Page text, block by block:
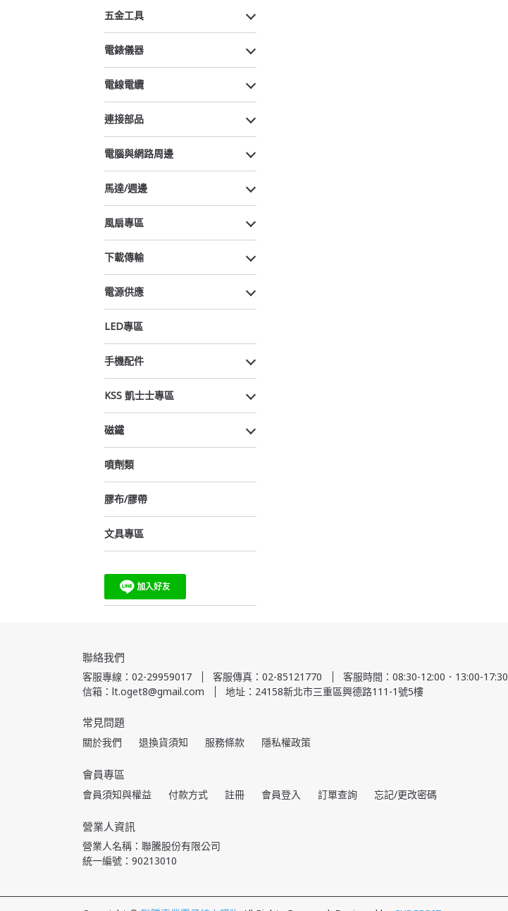
五金工具
電錶儀器
電線電纜
連接部品
電腦與網路周邊
馬達/週邊
風扇專區
下載傳輸
電源供應
LED專區
手機配件
KSS 凱士士專區
磁鐵
噴劑類
膠布/膠帶
文具專區
聯絡我們
客服專線：02-29959017 客服傳真：02-85121770
客服時間：08:30-12:00．13:00-17:30
信箱：lt.oget8@gmail.com
地址：24158新北市三重區興德路111-1號5樓
常見問題
關於我們 退換貨須知 服務條款 隱私權政策
會員專區
會員須知與權益 付款方式 註冊 會員登入 訂單查詢 忘記/更改密碼
營業人資訊
營業人名稱：聯騰股份有限公司
統一編號：90213010